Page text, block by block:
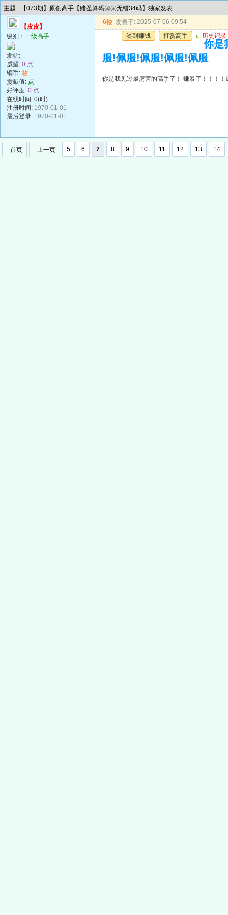
主题 : 【073期】原创高手【赌圣算码㊣㊣无错34码】独家发表
【皮皮】
级别： 一级高手
发帖:
威望: 0 点
铜币: 枚
贡献值: 点
好评度: 0 点
在线时间: 0(时)
注册时间: 1970-01-01
最后登录: 1970-01-01
6楼 发表于: 2025-07-06 09:54
签到赚钱
打赏高手 u 历史记录
你是
服!佩服!佩服!佩服!佩服
你是我见过最厉害的高手了！ 赚暴了！！！
首页 上一页 5 6 7 8 9 10 11 12 13 14